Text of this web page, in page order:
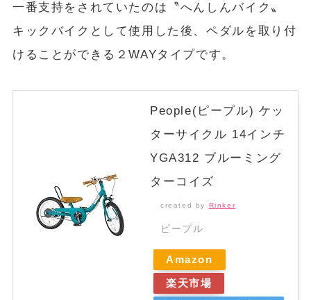
一番支持をされていたのは〝へんしんバイク〟
キックバイクとして使用した後、ペダルを取り付
けることができる２WAYタイプです。
People(ピープル) ケッ
ターサイクル 14インチ
YGA312 ブルーミング
ターコイズ
created by Rinker
ピープル
Amazon
楽天市場